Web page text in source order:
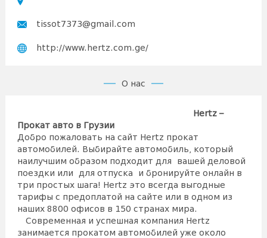
tissot7373@gmail.com
http://www.hertz.com.ge/
О нас
Hertz –
Прокат авто в Грузии
Добро пожаловать на сайт Hertz прокат
автомобилей. Выбирайте автомобиль, который
наилучшим образом подходит для вашей деловой
поездки или для отпуска и бронируйте онлайн в
три простых шага! Hertz это всегда выгодные
тарифы с предоплатой на сайте или в одном из
наших 8800 офисов в 150 странах мира.
Современная и успешная компания Hertz
занимается прокатом автомобилей уже около